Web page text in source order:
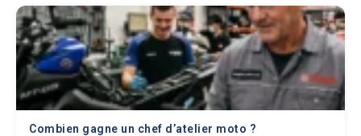
Combien gagne un chef d’atelier moto ?